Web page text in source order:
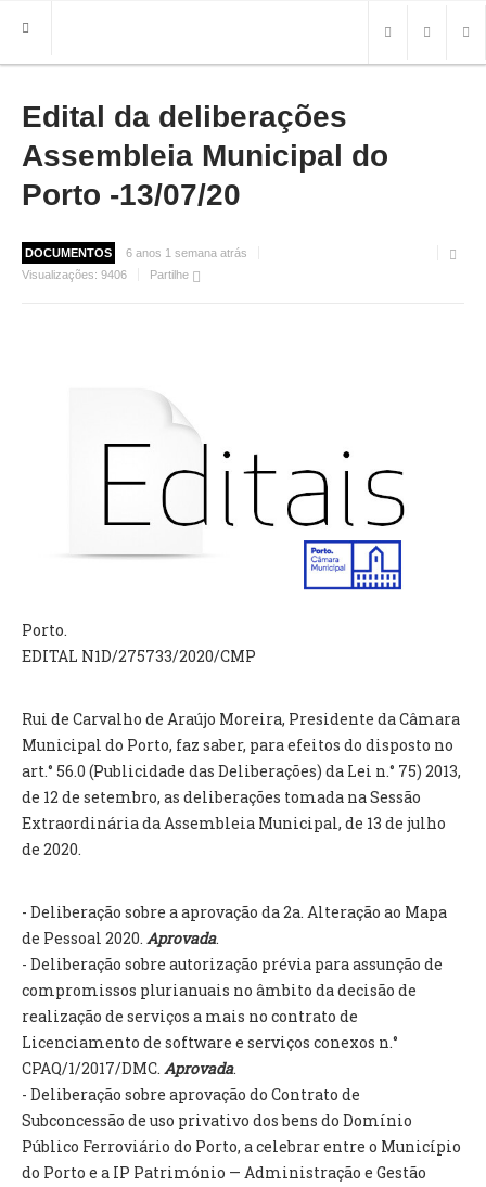
HOME
FREGUESIA
INFO
MAPA
ROTEIRO TURÍSTICO
PRESIDENTE
GRAVAÇÕES DAS REUNIÕES PÚBLICAS DO EXECUTIVO
DOCUMENTOS
ATAS E DOCUMENTOS DA ASSEMBLEIA
PLANO E ORÇAMENTO
RELATÓRIO E CONTAS
INVENTÁRIO
RECRUTAMENTO PESSOAL
CÓDIGO DE CONDUTA
FUNDO DE APOIO AO ASSOCIATIVISMO
SUBVENÇÕES PÚBLICAS
Edital da deliberações
Assembleia Municipal do
Porto -13/07/20
DOCUMENTOS
6 anos 1 semana atrás
Visualizações: 9406 Partilhe
Porto.
EDITAL N1D/275733/2020/CMP
Rui de Carvalho de Araújo Moreira, Presidente da Câmara
Municipal do Porto, faz saber, para efeitos do disposto no
art.° 56.0 (Publicidade das Deliberações) da Lei n.° 75) 2013,
de 12 de setembro, as deliberações tomada na Sessão
Extraordinária da Assembleia Municipal, de 13 de julho
de 2020.
- Deliberação sobre a aprovação da 2a. Alteração ao Mapa
de Pessoal 2020. Aprovada.
- Deliberação sobre autorização prévia para assunção de
compromissos plurianuais no âmbito da decisão de
realização de serviços a mais no contrato de
Licenciamento de software e serviços conexos n.°
CPAQ/1/2017/DMC. Aprovada.
- Deliberação sobre aprovação do Contrato de
Subconcessão de uso privativo dos bens do Domínio
Público Ferroviário do Porto, a celebrar entre o Município
do Porto e a IP Património — Administração e Gestão